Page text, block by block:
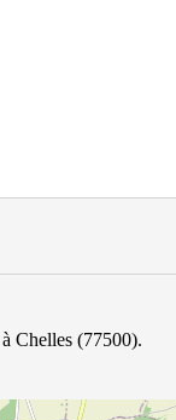
Chelles (77500).